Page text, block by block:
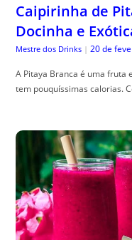
Caipirinha de
Docinha e
Mestre dos Drinks | 20 de
A Pitaya Branca é uma fruta
tem pouquíssimas calorias.